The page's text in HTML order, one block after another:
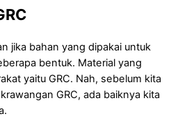
jika bahan yang dipakai untuk
bentuk. Material yang
yaitu GRC. Nah, sebelum kita
GRC, ada baiknya kita